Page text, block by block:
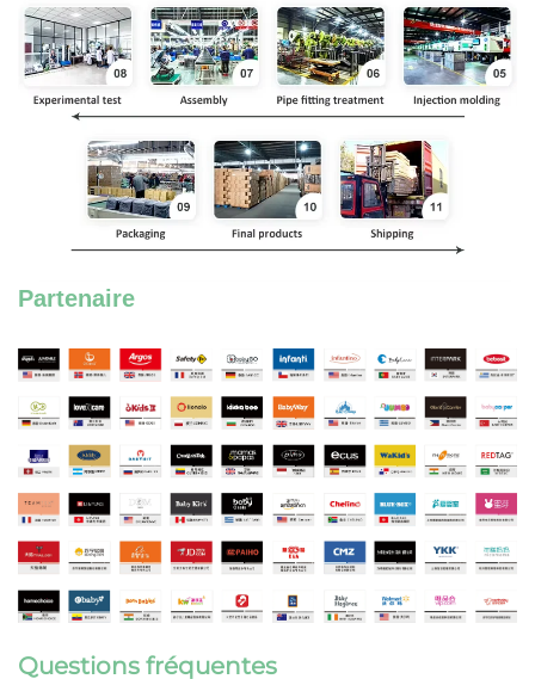
Partenaire
Questions fréquentes